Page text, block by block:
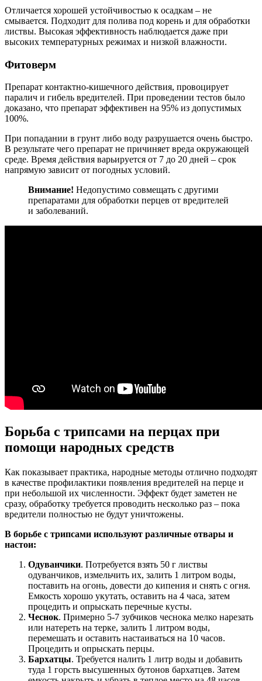
Отличается хорошей устойчивостью к осадкам – не
смывается. Подходит для полива под корень и для обработки
листвы. Высокая эффективность наблюдается даже при
высоких температурных режимах и низкой влажности.
Фитоверм
Препарат контактно-кишечного действия, провоцирует
паралич и гибель вредителей. При проведении тестов было
доказано, что препарат эффективен на 95% из допустимых
100%.
При попадании в грунт либо воду разрушается очень быстро.
В результате чего препарат не причиняет вреда окружающей
среде. Время действия варьируется от 7 до 20 дней – срок
напрямую зависит от погодных условий.
Внимание! Недопустимо совмещать с другими
препаратами для обработки перцев от вредителей
и заболеваний.
Борьба с трипсами на перцах при
помощи народных средств
Как показывает практика, народные методы отлично подходят
в качестве профилактики появления вредителей на перце и
при небольшой их численности. Эффект будет заметен не
сразу, обработку требуется проводить несколько раз – пока
вредители полностью не будут уничтожены.
В борьбе с трипсами используют различные отвары и
настои:
Одуванчики. Потребуется взять 50 г листвы
одуванчиков, измельчить их, залить 1 литром воды,
поставить на огонь, довести до кипения и снять с огня.
Емкость хорошо укутать, оставить на 4 часа, затем
процедить и опрыскать перечные кусты.
Чеснок. Примерно 5-7 зубчиков чеснока мелко нарезать
или натереть на терке, залить 1 литром воды,
перемешать и оставить настаиваться на 10 часов.
Процедить и опрыскать перцы.
Бархатцы. Требуется налить 1 литр воды и добавить
туда 1 горсть высушенных бутонов бархатцев. Затем